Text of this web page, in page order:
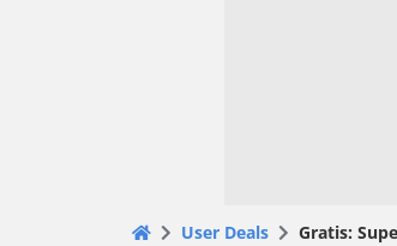
User Deals Gratis: